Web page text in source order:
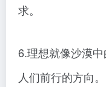
求。
6.理想就像沙漠
人们前行的方向。